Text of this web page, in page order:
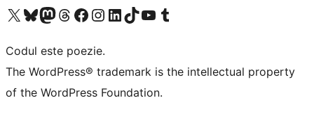
Mergi la contul nostru X (fost Twitter)
Vizitează contul nostru Bluesky
Vizitează contul nostru Mastodon
Vizitează contul nostru Threads
Vizitează pagina noastră Facebook
Vizitează-ne pe Instagram
Vizitează-ne pe LinkedIn
Vizitează contul nostru TikTok
Vizitează canalul nostru YouTube
Vizitează contul nostru Tumblr
Codul este poezie.
The WordPress® trademark is the intellectual property
of the WordPress Foundation.